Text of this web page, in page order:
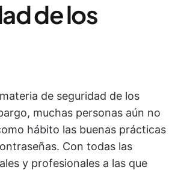
de los
de seguridad de los
muchas personas aún no
hábito las buenas prácticas
Con todas las
y profesionales a las que